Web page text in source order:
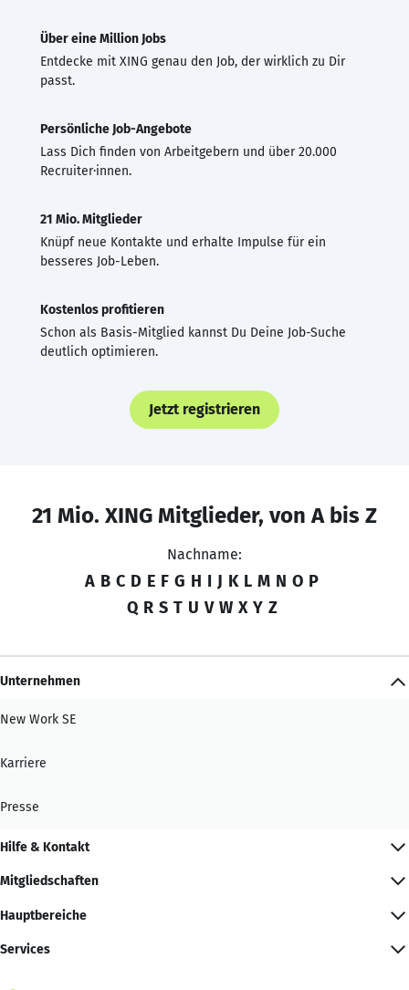
Über eine Million Jobs
Entdecke mit XING genau den Job, der wirklich zu Dir
passt.
Persönliche Job-Angebote
Lass Dich finden von Arbeitgebern und über 20.000
Recruiter·innen.
21 Mio. Mitglieder
Knüpf neue Kontakte und erhalte Impulse für ein
besseres Job-Leben.
Kostenlos profitieren
Schon als Basis-Mitglied kannst Du Deine Job-Suche
deutlich optimieren.
Jetzt registrieren
21 Mio. XING Mitglieder, von A bis Z
Nachname:
A B C D E F G H I J K L M N O P
Q R S T U V W X Y Z
Unternehmen
New Work SE
Karriere
Presse
Hilfe & Kontakt
Mitgliedschaften
Hauptbereiche
Services